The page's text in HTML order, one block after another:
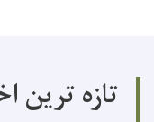
تازه ترین